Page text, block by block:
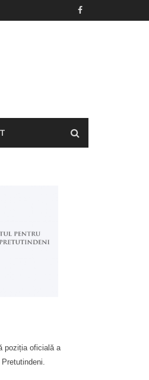
poziția oficială a